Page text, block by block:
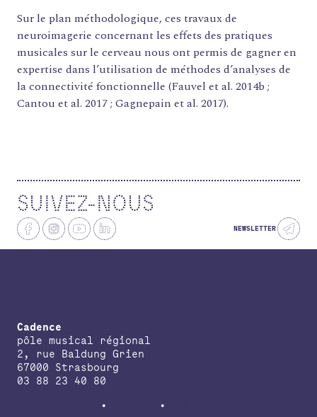
Sur le plan méthodologique, ces travaux de
neuroimagerie concernant les effets des pratiques
musicales sur le cerveau nous ont permis de gagner en
expertise dans l’utilisation de méthodes d’analyses de
la connectivité fonctionnelle (Fauvel et al. 2014b ;
Cantou et al. 2017 ; Gagnepain et al. 2017).
SUIVEZ-NOUS
NEWSLETTER
Cadence
pôle musical régional
2, rue Baldung Grien
67000 Strasbourg
03 88 23 40 80
ACTUALITÉS